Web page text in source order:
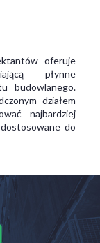
oferuje
płynne
budowlanego.
działem
najbardziej
do